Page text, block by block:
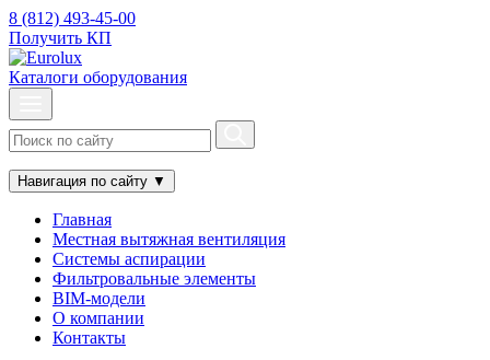
8 (812) 493-45-00
Получить КП
Каталоги оборудования
Навигация по сайту ▼
Главная
Местная вытяжная вентиляция
Системы аспирации
Фильтровальные элементы
BIM-модели
О компании
Контакты